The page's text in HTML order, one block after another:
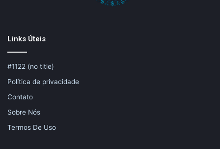
Links Úteis
#1122 (no title)
Política de privacidade
Contato
Sobre Nós
Termos De Uso